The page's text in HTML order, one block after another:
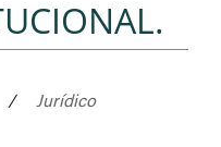
/
Jurídico